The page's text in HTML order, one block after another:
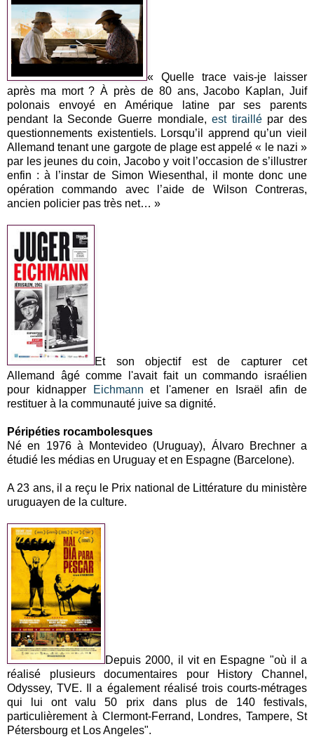
« Quelle trace vais-je laisser
après ma mort ? À près de 80 ans, Jacobo Kaplan, Juif
polonais envoyé en Amérique latine par ses parents
pendant la Seconde Guerre mondiale,est tiraillépar des
questionnements existentiels. Lorsqu’il apprend qu’un vieil
Allemand tenant une gargote de plage est appelé « le nazi »
par les jeunes du coin, Jacobo y voit l’occasion de s’illustrer
enfin : à l’instar de Simon Wiesenthal, il monte donc une
opération commando avec l’aide de Wilson Contreras,
ancien policier pas très net… »
Et son objectif est de capturer cet
Allemand âgé comme l'avait fait un commando israélien
pour kidnapper
Eichmann et l'amener en Israël afin de
restituer à la communauté juive sa dignité.
Péripéties rocambolesques
Né en 1976 à Montevideo (Uruguay), Álvaro Brechner a
étudié les médias en Uruguay et en Espagne (Barcelone).
A 23 ans, il a reçu le Prix national de Littérature du ministère
uruguayen de la culture.
Depuis 2000, il vit en Espagne "où il a
réalisé plusieurs documentaires pour History Channel,
Odyssey, TVE. Il a également réalisé trois courts-métrages
qui lui ont valu 50 prix dans plus de 140 festivals,
particulièrement à Clermont-Ferrand, Londres, Tampere, St
Pétersbourg et Los Angeles".